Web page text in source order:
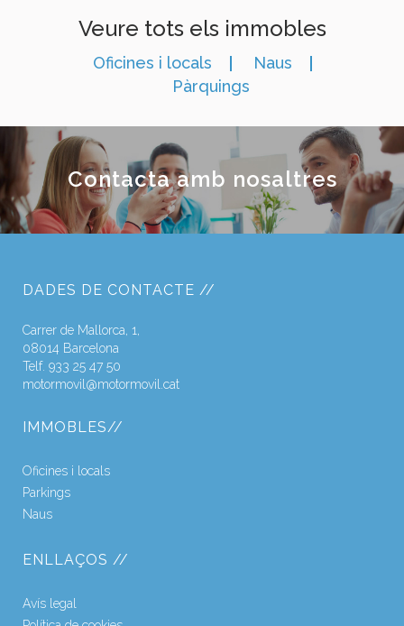
Veure tots els immobles
Oficines i locals
Naus
Pàrquings
Contacta amb nosaltres
DADES DE CONTACTE //
Carrer de Mallorca, 1,
08014 Barcelona
Telf. 933 25 47 50
motormovil@motormovil.cat
IMMOBLES//
Oficines i locals
Parkings
Naus
ENLLAÇOS //
Avís legal